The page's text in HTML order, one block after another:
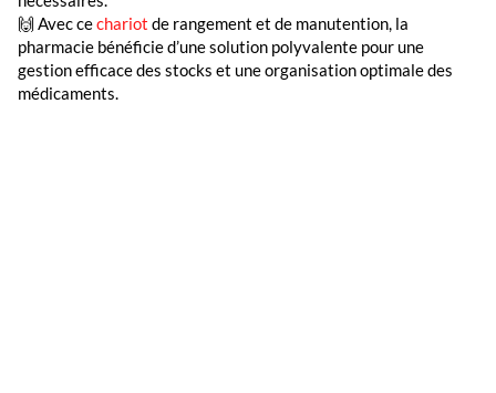
🙌 Avec cechariot de rangement et de manutention, la
pharmacie bénéficie d’une solution polyvalente pour une
gestion efficace des stocks et une organisation optimale des
médicaments.